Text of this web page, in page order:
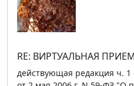
RE: ВИРТУАЛЬНАЯ
действующая редакция ч. 1